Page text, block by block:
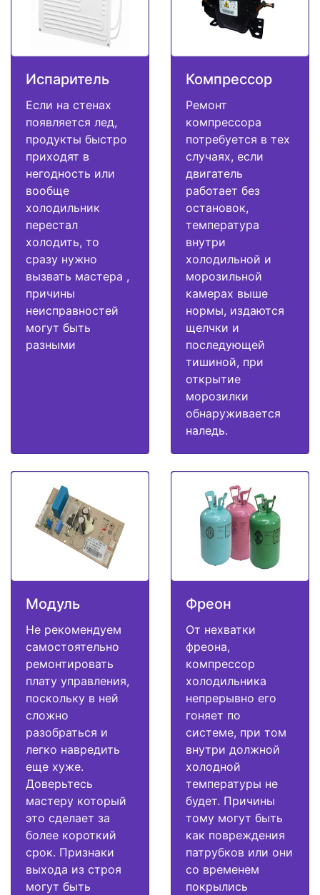
Испаритель
Если на стенах
появляется лед,
продукты быстро
приходят в
негодность или
вообще
холодильник
перестал
холодить, то
сразу нужно
вызвать мастера ,
причины
неисправностей
могут быть
разными
Компрессор
Ремонт
компрессора
потребуется в тех
случаях, если
двигатель
работает без
остановок,
температура
внутри
холодильной и
морозильной
камерах выше
нормы, издаются
щелчки и
последующей
тишиной, при
открытие
морозилки
обнаруживается
наледь.
Модуль
Не рекомендуем
самостоятельно
ремонтировать
плату управления,
поскольку в ней
сложно
разобраться и
легко навредить
еще хуже.
Доверьтесь
мастеру который
это сделает за
более короткий
срок. Признаки
выхода из строя
могут быть
Фреон
От нехватки
фреона,
компрессор
холодильника
непрерывно его
гоняет по
системе, при том
внутри должной
холодной
температуры не
будет. Причины
тому могут быть
как повреждения
патрубков или они
со временем
покрылись